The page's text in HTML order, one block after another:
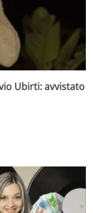
Ubirti: avvistato